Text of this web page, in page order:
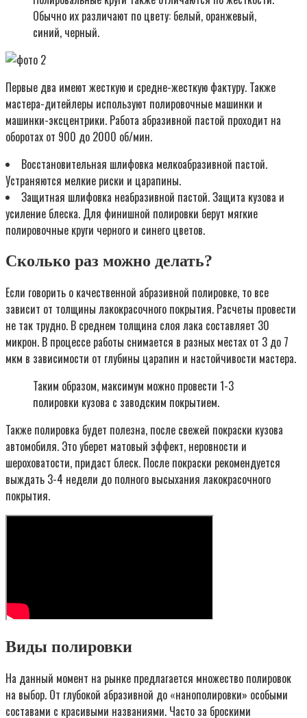
Обычно их различают по цвету: белый, оранжевый,
синий, черный.
Первые два имеют жесткую и средне-жесткую фактуру. Также
мастера-дитейлеры используют полировочные машинки и
машинки-эксцентрики. Работа абразивной пастой проходит на
оборотах от 900 до 2000 об/мин.
Восстановительная шлифовка мелкоабразивной пастой.
Устраняются мелкие риски и царапины.
Защитная шлифовка неабразивной пастой. Защита кузова и
усиление блеска. Для финишной полировки берут мягкие
полировочные круги черного и синего цветов.
Сколько раз можно делать?
Если говорить о качественной абразивной полировке, то все
зависит от толщины лакокрасочного покрытия. Расчеты провести
не так трудно. В среднем толщина слоя лака составляет 30
микрон. В процессе работы снимается в разных местах от 3 до 7
мкм в зависимости от глубины царапин и настойчивости мастера.
Таким образом, максимум можно провести 1-3
полировки кузова с заводским покрытием.
Также полировка будет полезна, после свежей покраски кузова
автомобиля. Это уберет матовый эффект, неровности и
шероховатости, придаст блеск. После покраски рекомендуется
выждать 3-4 недели до полного высыхания лакокрасочного
покрытия.
Виды полировки
На данный момент на рынке предлагается множество полировок
на выбор. От глубокой абразивной до «нанополировки» особыми
составами с красивыми названиями. Часто за броскими